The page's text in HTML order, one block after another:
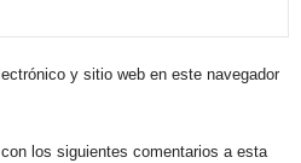
y sitio web en este navegador
los siguientes comentarios a esta